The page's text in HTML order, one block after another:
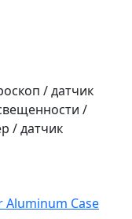
/ датчик
/
/ датчик
Aluminum Case